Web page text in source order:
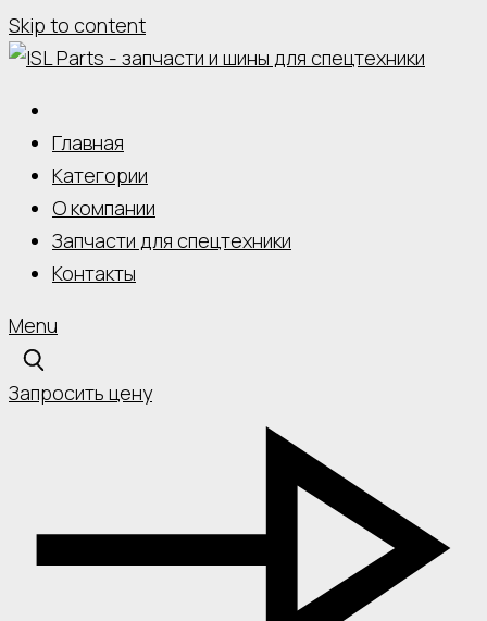
Skip to content
Главная
Категории
О компании
Запчасти для спецтехники
Контакты
Menu
Запросить цену